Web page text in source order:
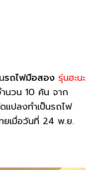
รถไฟมือสอง รุ่นฮะนะ
นวน 10 คัน จาก
แปลงทำเป็นรถไฟ
ยเมื่อวันที่ 24 พ.ย.